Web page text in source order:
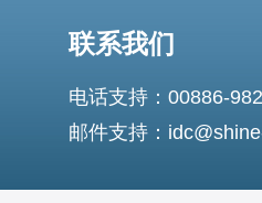
联系我们
电话支持：00886-
邮件支持：